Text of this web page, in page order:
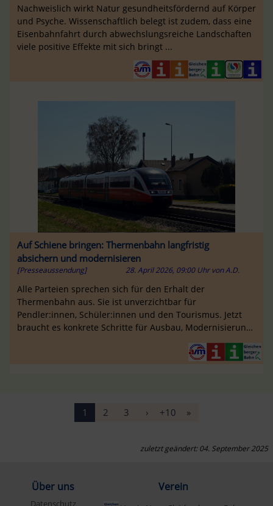
Nachweislich wirkt Natur gesundheitsfördernd auf Körper
und Psyche. Wissenschaftlich belegt ist zudem, dass eine
Eisenbahnfahrt durch abwechslungsreiche Landschaften
viele positive Effekte mit sich bringt ...
Auf Schiene bringen: Thermenbahn langfristig
absichern und modernisieren
[Presseaussendung] 28. April 2026, 09:00 Uhr vonA.D.
Alle Parteien sprechen sich für den Erhalt der
Thermenbahn aus. Sie ist unverzichtbar für
Pendler:innen, Schüler:innen und den Tourismus. Jetzt
braucht es konkrete Schritte für Ausbau, Modernisierung
1 2 3 › +10 »
zuletzt geändert: 04. September 2025
Über uns Verein